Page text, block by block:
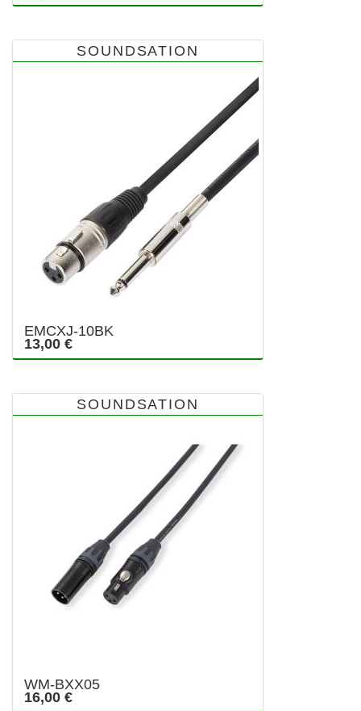
SOUNDSATION
EMCXJ-10BK
13,00 €
SOUNDSATION
WM-BXX05
16,00 €